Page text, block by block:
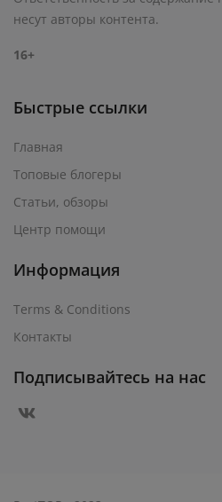
несут авторы контента.
16+
Быстрые ссылки
Главная
Топовые блогеры
Статьи, обзоры
Центр помощи
Информация
Terms & Conditions
Контакты
Подписывайтесь на нас